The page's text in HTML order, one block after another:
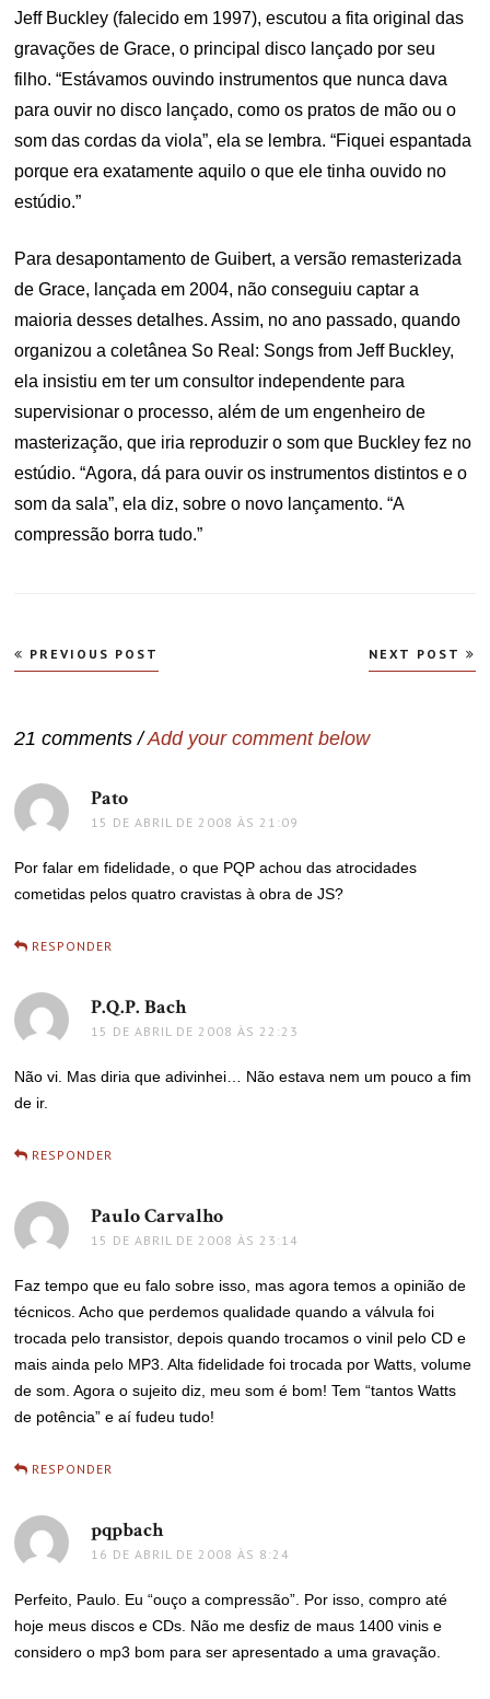
Jeff Buckley (falecido em 1997), escutou a fita original das
gravações de Grace, o principal disco lançado por seu
filho. “Estávamos ouvindo instrumentos que nunca dava
para ouvir no disco lançado, como os pratos de mão ou o
som das cordas da viola”, ela se lembra. “Fiquei espantada
porque era exatamente aquilo o que ele tinha ouvido no
estúdio.”
Para desapontamento de Guibert, a versão remasterizada
de Grace, lançada em 2004, não conseguiu captar a
maioria desses detalhes. Assim, no ano passado, quando
organizou a coletânea So Real: Songs from Jeff Buckley,
ela insistiu em ter um consultor independente para
supervisionar o processo, além de um engenheiro de
masterização, que iria reproduzir o som que Buckley fez no
estúdio. “Agora, dá para ouvir os instrumentos distintos e o
som da sala”, ela diz, sobre o novo lançamento. “A
compressão borra tudo.”
Navegação
de
PREVIOUS POST NEXT POST
21 comments /Add your comment below
Pato
15 DE ABRIL DE 2008 ÀS 21:09
Por falar em fidelidade, o que PQP achou das atrocidades
cometidas pelos quatro cravistas à obra de JS?
RESPONDER
P.Q.P. Bachdisse:
15 DE ABRIL DE 2008 ÀS 22:23
Não vi. Mas diria que adivinhei… Não estava nem um pouco a fim
de ir.
RESPONDER
Paulo Carvalho
15 DE ABRIL DE 2008 ÀS 23:14
Faz tempo que eu falo sobre isso, mas agora temos a opinião de
técnicos. Acho que perdemos qualidade quando a válvula foi
trocada pelo transistor, depois quando trocamos o vinil pelo CD e
mais ainda pelo MP3. Alta fidelidade foi trocada por Watts, volume
de som. Agora o sujeito diz, meu som é bom! Tem “tantos Watts
de potência” e aí fudeu tudo!
RESPONDER
pqpbachdisse:
16 DE ABRIL DE 2008 ÀS 8:24
Perfeito, Paulo. Eu “ouço a compressão”. Por isso, compro até
hoje meus discos e CDs. Não me desfiz de maus 1400 vinis e
considero o mp3 bom para ser apresentado a uma gravação.